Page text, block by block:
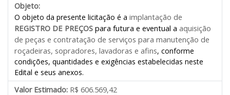
Objeto:
O objeto da presente licitação é a implantação de
REGISTRO DE PREÇOS para futura e eventual a aquisição
de peças e contratação de serviços para manutenção de
roçadeiras, sopradores, lavadoras e afins, conforme
condições, quantidades e exigências estabelecidas neste
Edital e seus anexos.
Valor Estimado: R$ 606.569,42